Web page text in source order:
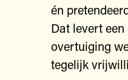
én
Dat levert
overtuiging
tegelijk